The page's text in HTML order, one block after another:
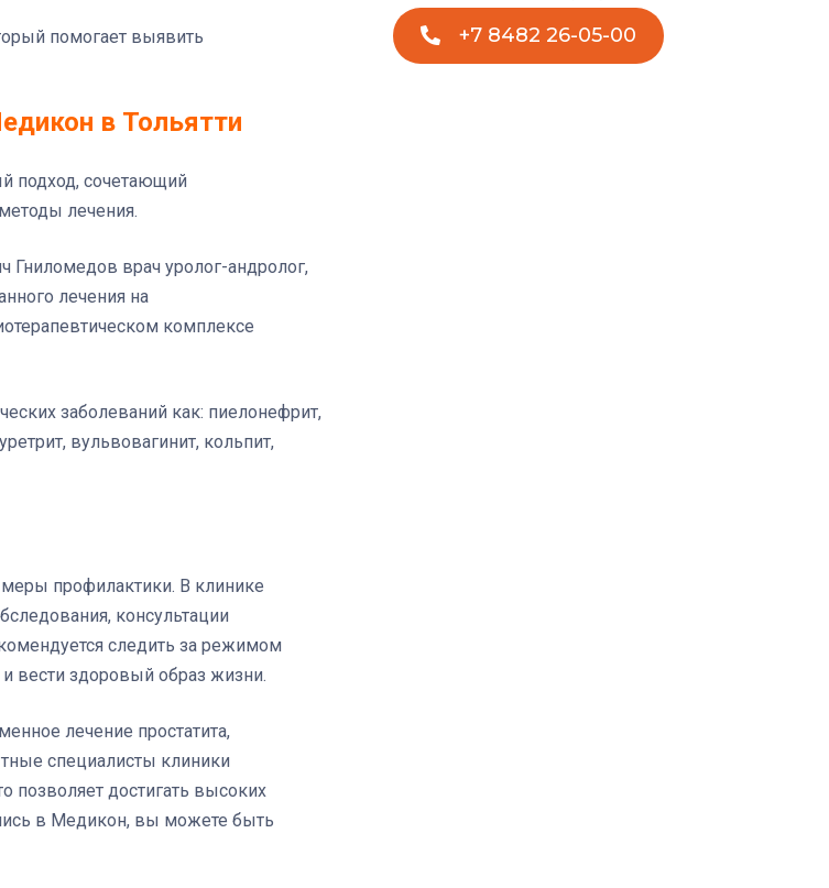
помогает выявить
в Тольятти
подход, сочетающий
лечения.
Гниломедов врач уролог-андролог,
лечения на
комплексе
заболеваний как: пиелонефрит,
вульвовагинит, кольпит,
профилактики. В клинике
консультации
следить за режимом
вести здоровый образ жизни.
лечение простатита,
специалисты клиники
позволяет достигать высоких
в Медикон, вы можете быть
+7 8482 26-05-00